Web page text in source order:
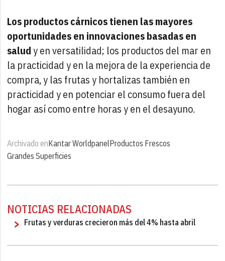
Los productos cárnicos tienen las mayores
oportunidades en innovaciones basadas en
saludy en versatilidad; los productos del mar en
la practicidad y en la mejora de la experiencia de
compra, y las frutas y hortalizas también en
practicidad y en potenciar el consumo fuera del
hogar así como entre horas y en el desayuno.
Archivado enKantar WorldpanelProductos Frescos
Grandes Superficies
NOTICIAS RELACIONADAS
Frutas y verduras crecieron más del 4% hasta abril